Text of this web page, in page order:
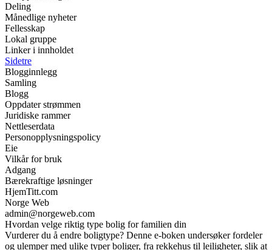
Deling
Månedlige nyheter
Fellesskap
Lokal gruppe
Linker i innholdet
Sidetre
Blogginnlegg
Samling
Blogg
Oppdater strømmen
Juridiske rammer
Nettleserdata
Personopplysningspolicy
Eie
Vilkår for bruk
Adgang
Bærekraftige løsninger
HjemTitt.com
Norge Web
admin@norgeweb.com
Hvordan velge riktig type bolig for familien din
Vurderer du å endre boligtype? Denne e-boken undersøker fordeler
og ulemper med ulike typer boliger, fra rekkehus til leiligheter, slik at